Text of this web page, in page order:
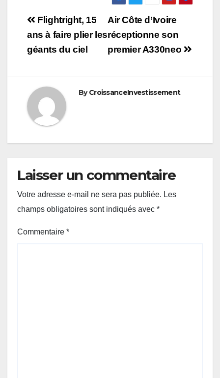
Navigation
de
l’article
Air Côte d’Ivoire
réceptionne son
premier A330neo
Flightright, 15
ans à faire plier les
géants du ciel
ByCroissanceInvestissement
Laisser un commentaire
Votre adresse e-mail ne sera pas publiée. Les
champs obligatoires sont indiqués avec *
Commentaire *